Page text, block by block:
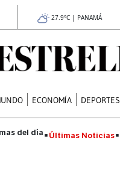
27.9°C | PANAMÁ
ECONOMÍA DEPORTES
Últimas Noticias